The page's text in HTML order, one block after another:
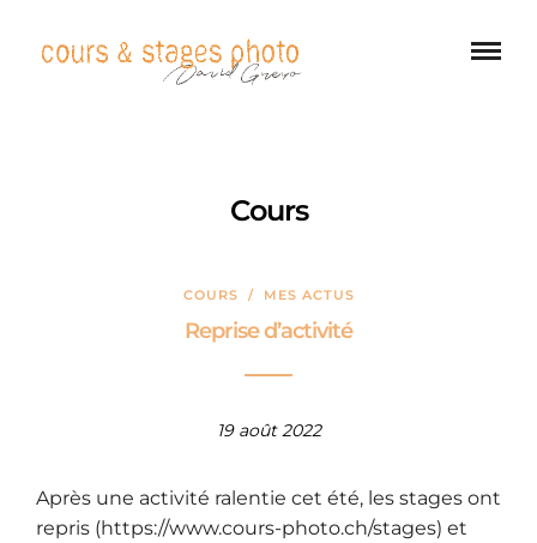
Cours
COURS / MES ACTUS
Reprise d’activité
19 août 2022
Après une activité ralentie cet été, les stages ont
repris (https://www.cours-photo.ch/stages) et